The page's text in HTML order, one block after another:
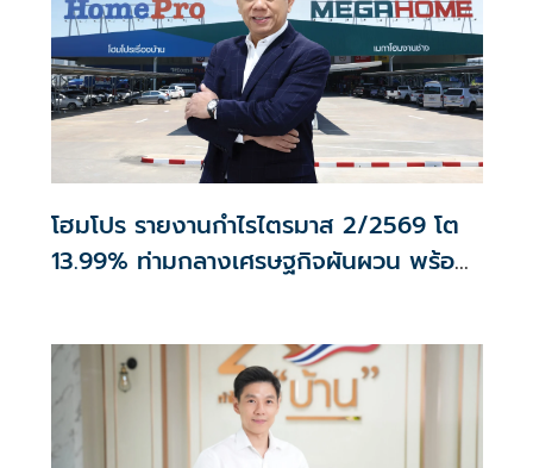
โฮมโปร รายงานกำไรไตรมาส 2/2569 โต
13.99% ท่ามกลางเศรษฐกิจผันผวน พร้อม